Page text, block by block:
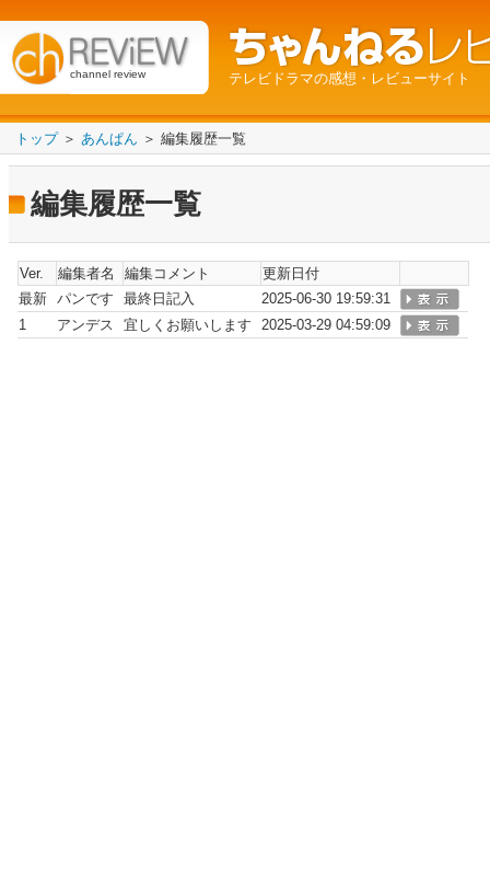
channel review テレビドラマの感想・レビューサイト
トップ＞ あんぱん ＞ 編集履歴一覧
編集履歴一覧
Ver. 編集者名 編集コメント
更新日付
最新 パンです 最終日記入
2025-06-30 19:59:31
1
アンデス 宜しくお願いします 2025-03-29 04:59:09